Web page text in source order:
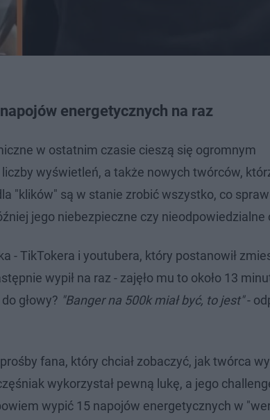
energetycznych na raz
w ostatnim czasie cieszą się ogromnym
wyświetleń, a także nowych twórców,
"klików" są w stanie zrobić wszystko, co
jego niebezpieczne czy nieodpowiedzialne
- TikTokera i youtubera, który postanowił
wypił na raz - zajęło mu to około 13
głowy? "Banger na 500k miał być, to jest"-
fana, który chciał zobaczyć, jak twórca
wykorzystał pewną lukę, a jego
wypić 15 napojów energetycznych w